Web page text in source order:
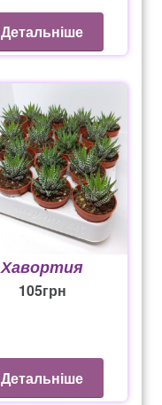
Детальніше
Хавортия
105грн
Детальніше